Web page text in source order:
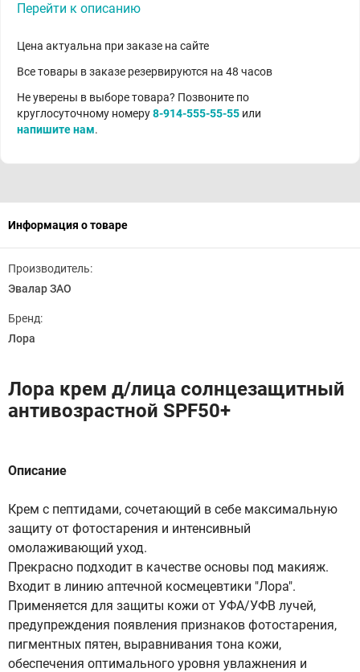
Перейти к описанию
Цена актуальна при заказе на сайте
Все товары в заказе резервируются на 48 часов
Не уверены в выборе товара? Позвоните по
круглосуточному номеру8-914-555-55-55 или
напишите нам.
Информация о товаре
Производитель:
Эвалар ЗАО
Бренд:
Лора
Лора крем д/лица солнцезащитный
антивозрастной SPF50+
Описание
Крем с пептидами, сочетающий в себе максимальную
защиту от фотостарения и интенсивный
омолаживающий уход.
Прекрасно подходит в качестве основы под макияж.
Входит в линию аптечной космецевтики "Лора".
Применяется для защиты кожи от УФА/УФВ лучей,
предупреждения появления признаков фотостарения,
пигментных пятен, выравнивания тона кожи,
обеспечения оптимального уровня увлажнения и